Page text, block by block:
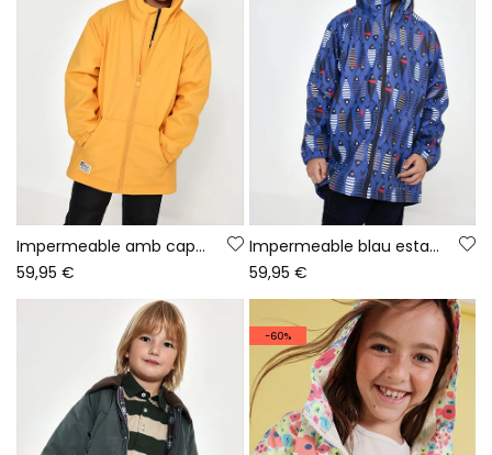
Impermeable amb caputxa groc
59,95 €
Impermeable blau estampat de peixos amb caputxa
59,95 €
-60%